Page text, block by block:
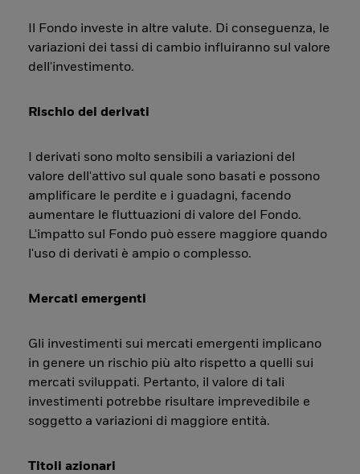
Il Fondo investe in altre valute. Di conseguenza, le
variazioni dei tassi di cambio influiranno sul valore
dell'investimento.
Rischio dei derivati
I derivati sono molto sensibili a variazioni del
valore dell'attivo sul quale sono basati e possono
amplificare le perdite e i guadagni, facendo
aumentare le fluttuazioni di valore del Fondo.
L'impatto sul Fondo può essere maggiore quando
l'uso di derivati è ampio o complesso.
Mercati emergenti
Gli investimenti sui mercati emergenti implicano
in genere un rischio più alto rispetto a quelli sui
mercati sviluppati. Pertanto, il valore di tali
investimenti potrebbe risultare imprevedibile e
soggetto a variazioni di maggiore entità.
Titoli azionari